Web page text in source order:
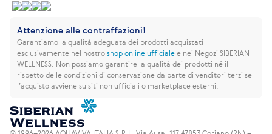
Attenzione alle contraffazioni!
Garantiamo la qualità adeguata dei prodotti acquistati
esclusivamente nel nostroshop online ufficialee nei Negozi SIBERIAN
WELLNESS. Non possiamo garantire la qualità dei prodotti né il
rispetto delle condizioni di conservazione da parte di venditori terzi se
l’acquisto avviene su siti non ufficiali o marketplace esterni.